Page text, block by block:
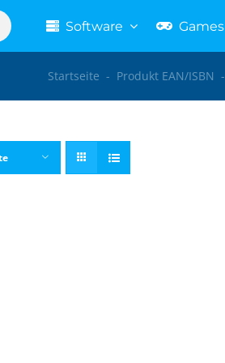
Software Games
Startseite - Produkt EAN/ISBN -